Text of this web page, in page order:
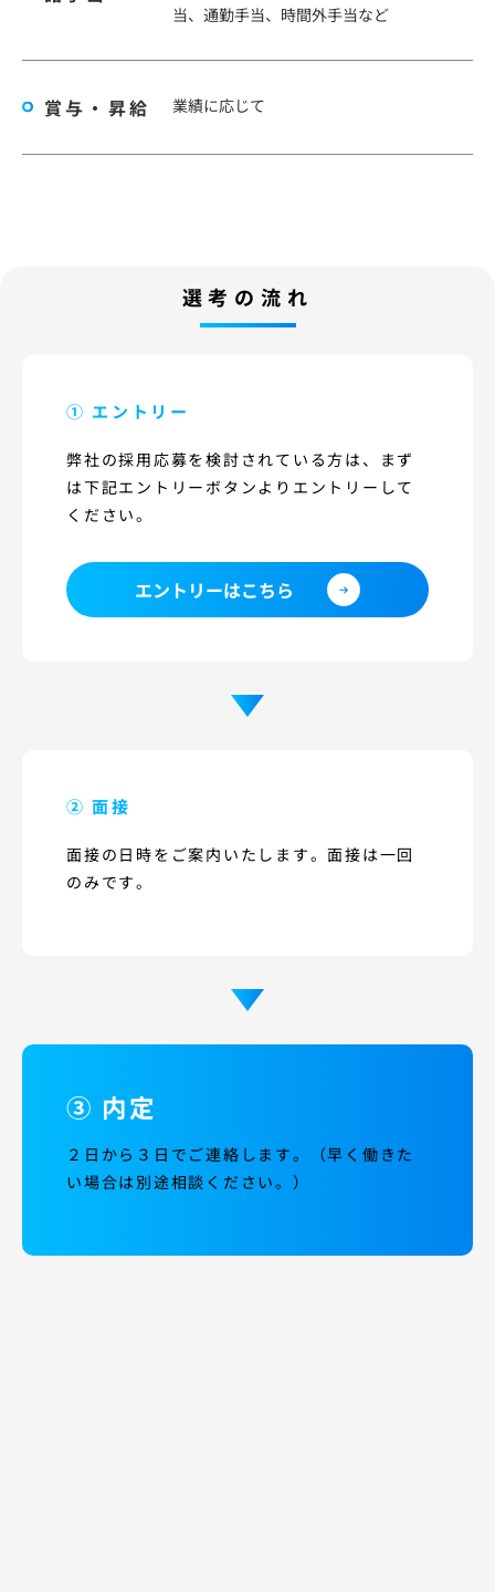
当、通勤手当、時間外手当など
賞与・昇給 業績に応じて
選考の流れ
① エントリー
弊社の採用応募を検討されている方は、まず
は下記エントリーボタンよりエントリーして
ください。
エントリーはこちら
② 面接
面接の日時をご案内いたします。面接は一回
のみです。
③ 内定
２日から３日でご連絡します。（早く働きた
い場合は別途相談ください。）